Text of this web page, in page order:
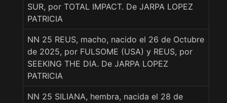
SUR, por TOTAL IMPACT. De JARPA LOPEZ
PATRICIA
NN 25 REUS, macho, nacido el 26 de Octubre
de 2025, por FULSOME (USA) y REUS, por
SEEKING THE DIA. De JARPA LOPEZ
PATRICIA
NN 25 SILIANA, hembra, nacida el 28 de